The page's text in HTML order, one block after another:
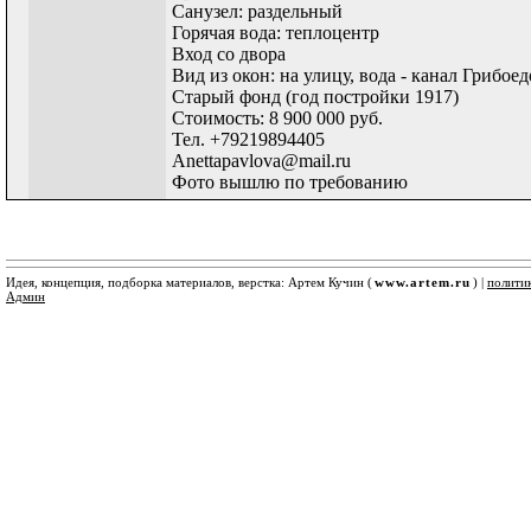
Санузел: раздельный
Горячая вода: теплоцентр
Вход со двора
Вид из окон: на улицу, вода - канал
Старый фонд (год постройки 1917)
Стоимость: 8 900 000 руб.
Тел. +79219894405
Anettapavlova@mail.ru
Фото вышлю по требованию
Идея, концепция, подборка материалов, верстка: Артем Кучин (www.artem.ru ) |
Админ